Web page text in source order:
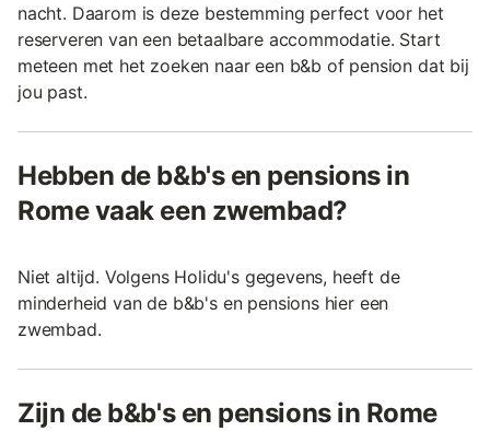
nacht. Daarom is deze bestemming perfect voor het
reserveren van een betaalbare accommodatie. Start
meteen met het zoeken naar een b&b of pension dat bij
jou past.
Hebben de b&b's en pensions in
Rome vaak een zwembad?
Niet altijd. Volgens Holidu's gegevens, heeft de
minderheid van de b&b's en pensions hier een
zwembad.
Zijn de b&b's en pensions in Rome